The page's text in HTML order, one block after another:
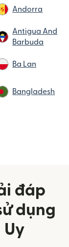
Andorra
Antigua And
Barbuda
Ba Lan
Bangladesh
đáp
dụng
Uy